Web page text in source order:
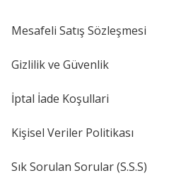
Mesafeli Satış Sözleşmesi
Gizlilik ve Güvenlik
İptal İade Koşullari
Kişisel Veriler Politikası
Sık Sorulan Sorular (S.S.S)